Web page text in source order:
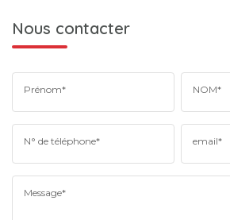
Nous contacter
Prénom* NOM*
N° de téléphone* email*
Message*